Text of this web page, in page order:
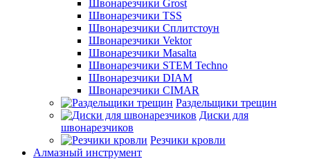
Швонарезчики Grost
Швонарезчики TSS
Швонарезчики Сплитстоун
Швонарезчики Vektor
Швонарезчики Masalta
Швонарезчики STEM Techno
Швонарезчики DIAM
Швонарезчики CIMAR
Раздельщики трещин
Диски для
швонарезчиков
Резчики кровли
Алмазный инструмент